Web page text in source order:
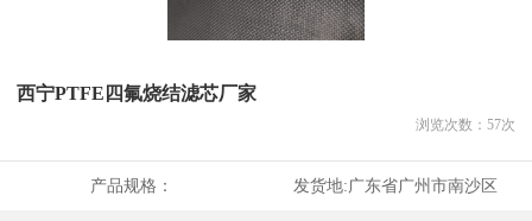
西宁PTFE四氟烧结滤芯厂家
浏览次数： 57次
产品规格： 发货地:广东省广州市南沙区